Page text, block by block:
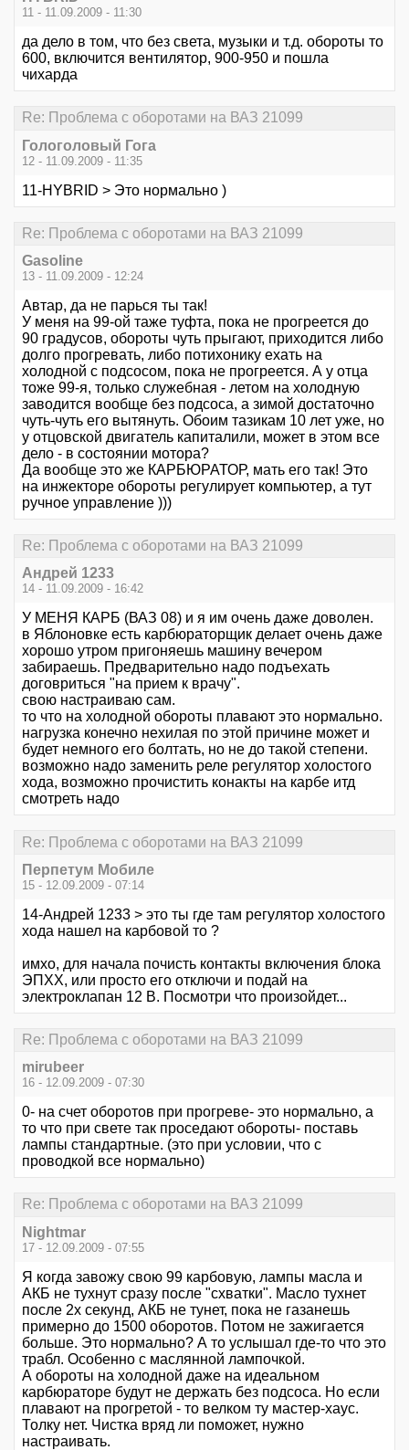
11 - 11.09.2009 - 11:30
да дело в том, что без света, музыки и т.д. обороты то
600, включится вентилятор, 900-950 и пошла
чихарда
Re: Проблема с оборотами на ВАЗ 21099
Гологоловый Гога
12 - 11.09.2009 - 11:35
11-HYBRID > Это нормально )
Re: Проблема с оборотами на ВАЗ 21099
Gasoline
13 - 11.09.2009 - 12:24
Автар, да не парься ты так!
У меня на 99-ой таже туфта, пока не прогреется до
90 градусов, обороты чуть прыгают, приходится либо
долго прогревать, либо потихонику ехать на
холодной с подсосом, пока не прогреется. А у отца
тоже 99-я, только служебная - летом на холодную
заводится вообще без подсоса, а зимой достаточно
чуть-чуть его вытянуть. Обоим тазикам 10 лет уже, но
у отцовской двигатель капиталили, может в этом все
дело - в состоянии мотора?
Да вообще это же КАРБЮРАТОР, мать его так! Это
на инжекторе обороты регулирует компьютер, а тут
ручное управление )))
Re: Проблема с оборотами на ВАЗ 21099
Андрей 1233
14 - 11.09.2009 - 16:42
У МЕНЯ КАРБ (ВАЗ 08) и я им очень даже доволен.
в Яблоновке есть карбюраторщик делает очень даже
хорошо утром пригоняешь машину вечером
забираешь. Предварительно надо подъехать
договриться "на прием к врачу".
свою настраиваю сам.
то что на холодной обороты плавают это нормально.
нагрузка конечно нехилая по этой причине может и
будет немного его болтать, но не до такой степени.
возможно надо заменить реле регулятор холостого
хода, возможно прочистить конакты на карбе итд
смотреть надо
Re: Проблема с оборотами на ВАЗ 21099
Перпетум Мобиле
15 - 12.09.2009 - 07:14
14-Андрей 1233 > это ты где там регулятор холостого
хода нашел на карбовой то ?
имхо, для начала почисть контакты включения блока
ЭПХХ, или просто его отключи и подай на
электроклапан 12 В. Посмотри что произойдет...
Re: Проблема с оборотами на ВАЗ 21099
mirubeer
16 - 12.09.2009 - 07:30
0- на счет оборотов при прогреве- это нормально, а
то что при свете так проседают обороты- поставь
лампы стандартные. (это при условии, что с
проводкой все нормально)
Re: Проблема с оборотами на ВАЗ 21099
Nightmar
17 - 12.09.2009 - 07:55
Я когда завожу свою 99 карбовую, лампы масла и
АКБ не тухнут сразу после "схватки". Масло тухнет
после 2х секунд, АКБ не тунет, пока не газанешь
примерно до 1500 оборотов. Потом не зажигается
больше. Это нормально? А то услышал где-то что это
трабл. Особенно с маслянной лампочкой.
А обороты на холодной даже на идеальном
карбюраторе будут не держать без подсоса. Но если
плавают на прогретой - то велком ту мастер-хаус.
Толку нет. Чистка вряд ли поможет, нужно
настраивать.